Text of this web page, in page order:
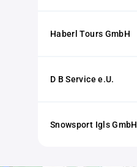
Haberl Tours GmbH
D B Service e.U.
Snowsport Igls GmbH